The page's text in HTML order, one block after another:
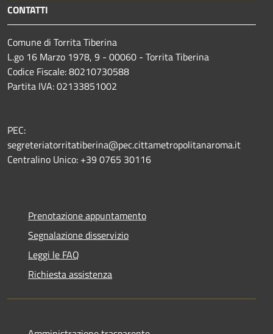
CONTATTI
Comune di Torrita Tiberina
L.go 16 Marzo 1978, 9 - 00060 - Torrita Tiberina
Codice Fiscale: 80210730588
Partita IVA: 02133851002
PEC:
segreteriatorritatiberina@pec.cittametropolitanaroma.it
Centralino Unico: +39 0765 30116
Prenotazione appuntamento
Segnalazione disservizio
Leggi le FAQ
Richiesta assistenza